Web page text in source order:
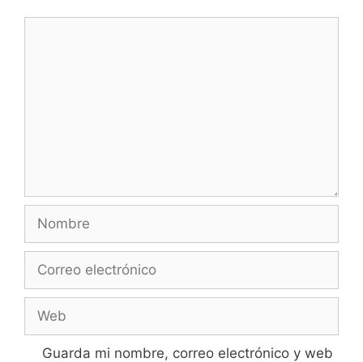
electrónico
Guarda mi nombre, correo electrónico y web